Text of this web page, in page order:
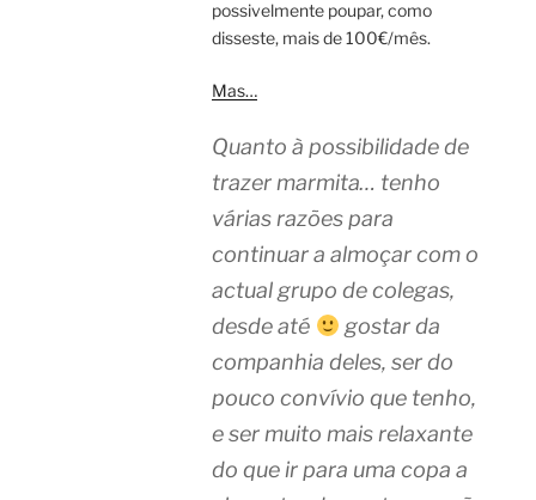
possivelmente poupar, como
disseste, mais de 100€/mês.
Mas…
Quanto à possibilidade de
trazer marmita… tenho
várias razões para
continuar a almoçar com o
actual grupo de colegas,
desde até
gostar da
companhia deles, ser do
pouco convívio que tenho,
e ser muito mais relaxante
do que ir para uma copa a